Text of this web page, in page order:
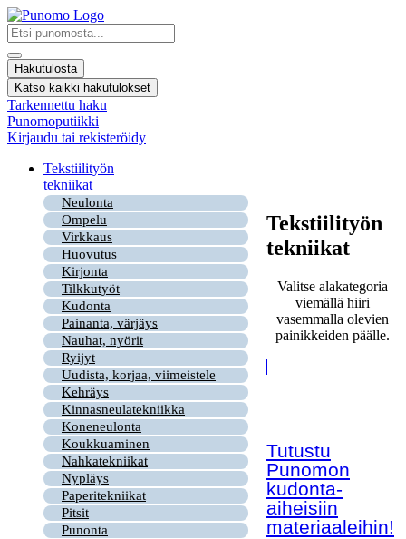
Mene
sisältöön
Search
...
Hakutulosta
Katso kaikki hakutulokset
Tarkennettu haku
Punomoputiikki
Kirjaudu tai rekisteröidy
Tekstiilityön
tekniikat
Neulonta
Ompelu
Virkkaus
Huovutus
Kirjonta
Tilkkutyöt
Kudonta
Painanta, värjäys
Nauhat, nyörit
Ryijyt
Uudista, korjaa, viimeistele
Kehräys
Kinnasneulatekniikka
Koneneulonta
Koukkuaminen
Nahkatekniikat
Nypläys
Paperitekniikat
Pitsit
Punonta
Tekstiilityön
tekniikat
Valitse alakategoria
viemällä hiiri
vasemmalla olevien
painikkeiden päälle.
Tutustu
Punomon
kudonta-
aiheisiin
materiaaleihin!